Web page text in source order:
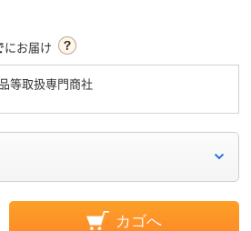
にお届け
等取扱専門商社
カゴへ